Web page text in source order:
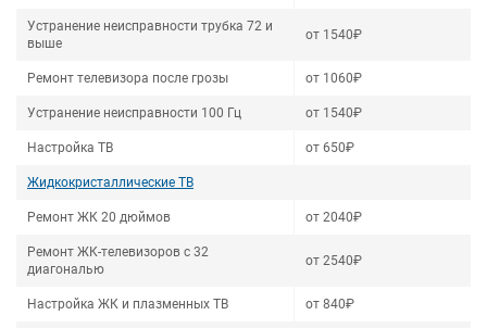
Устранение неисправности трубка 72 и
выше
от 1540₽
Ремонт телевизора после грозы от 1060₽
Устранение неисправности 100 Гц от 1540₽
Настройка ТВ от 650₽
Жидкокристаллические ТВ
Ремонт ЖК 20 дюймов от 2040₽
Ремонт ЖК-телевизоров с 32
диагональю
от 2540₽
Настройка ЖК и плазменных ТВ от 840₽